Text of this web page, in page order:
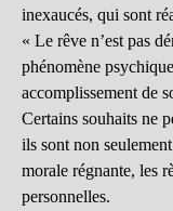
inexaucés, qui sont
« Le rêve n’est pas
phénomène
accomplissement de
Certains souhaits ne
ils sont non
morale régnante, les
personnelles.